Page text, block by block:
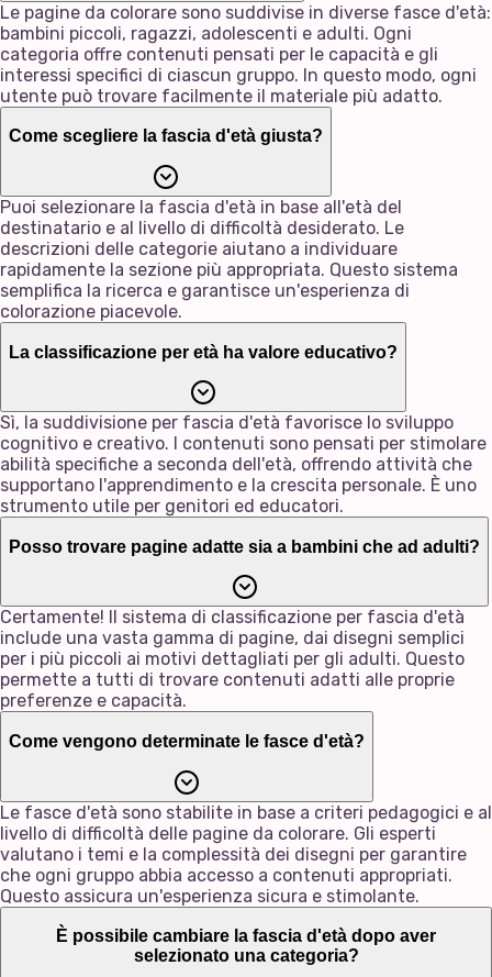
Le pagine da colorare sono suddivise in diverse fasce d'età:
bambini piccoli, ragazzi, adolescenti e adulti. Ogni
categoria offre contenuti pensati per le capacità e gli
interessi specifici di ciascun gruppo. In questo modo, ogni
utente può trovare facilmente il materiale più adatto.
Come scegliere la fascia d'età giusta?
Puoi selezionare la fascia d'età in base all'età del
destinatario e al livello di difficoltà desiderato. Le
descrizioni delle categorie aiutano a individuare
rapidamente la sezione più appropriata. Questo sistema
semplifica la ricerca e garantisce un'esperienza di
colorazione piacevole.
La classificazione per età ha valore educativo?
Sì, la suddivisione per fascia d'età favorisce lo sviluppo
cognitivo e creativo. I contenuti sono pensati per stimolare
abilità specifiche a seconda dell'età, offrendo attività che
supportano l'apprendimento e la crescita personale. È uno
strumento utile per genitori ed educatori.
Posso trovare pagine adatte sia a bambini che ad adulti?
Certamente! Il sistema di classificazione per fascia d'età
include una vasta gamma di pagine, dai disegni semplici
per i più piccoli ai motivi dettagliati per gli adulti. Questo
permette a tutti di trovare contenuti adatti alle proprie
preferenze e capacità.
Come vengono determinate le fasce d'età?
Le fasce d'età sono stabilite in base a criteri pedagogici e al
livello di difficoltà delle pagine da colorare. Gli esperti
valutano i temi e la complessità dei disegni per garantire
che ogni gruppo abbia accesso a contenuti appropriati.
Questo assicura un'esperienza sicura e stimolante.
È possibile cambiare la fascia d'età dopo aver
selezionato una categoria?